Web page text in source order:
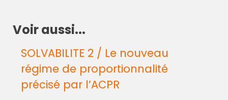
Voir aussi...
SOLVABILITE 2 / Le nouveau
régime de proportionnalité
précisé par l’ACPR